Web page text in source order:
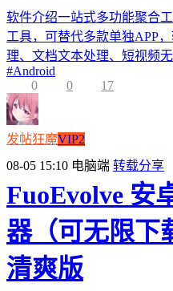
软件介绍一站式多功能聚合
工具，可替代多款单独APP
理、文档文本处理、短视频
#Android
0
0 17
发帖狂魔VIP2
08-05 15:10 电脑端 转载分享
FuoEvolve 安
器（可无限下
清爽版